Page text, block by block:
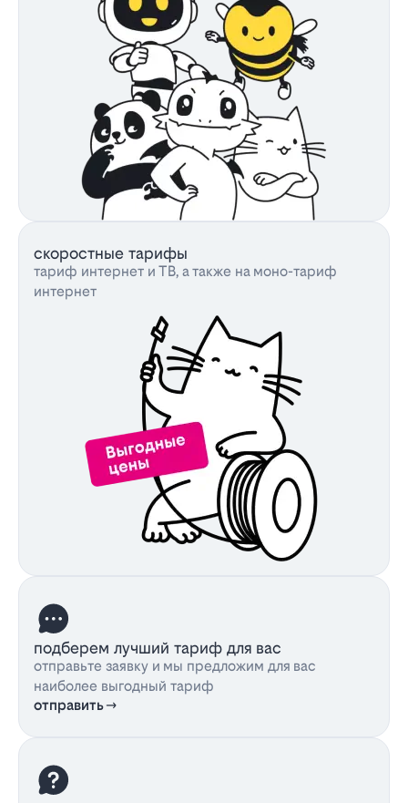
скоростные тарифы
тариф интернет и ТВ, а также на моно-тариф
интернет
подберем лучший тариф для вас
отправьте заявку и мы предложим для вас
наиболее выгодный тариф
отправить